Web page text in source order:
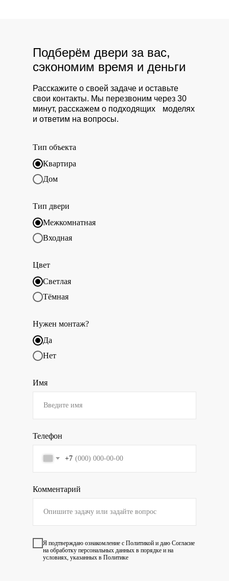
Тип объекта
Квартира
Дом
Тип двери
Межкомнатная
Входная
Цвет
Светлая
Тёмная
Нужен монтаж?
Да
Нет
Имя
Телефон
+7
Комментарий
Я подтверждаю ознакомление с Политикой и даю Согласие
на обработку персональных данных в порядке и на
условиях, указанных в Политике
Расскажите о своей задаче и оставьте
свои контакты. Мы перезвоним через 30
минут, расскажем о подходящих моделях
и ответим на вопросы.
Подберём двери за вас,
сэкономим время и деньги